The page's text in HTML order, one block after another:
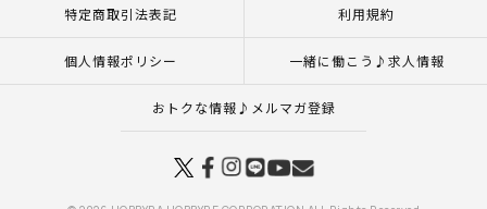
特定商取引法表記 利用規約
個人情報ポリシー 一緒に働こう♪求人情報
おトクな情報♪メルマガ登録